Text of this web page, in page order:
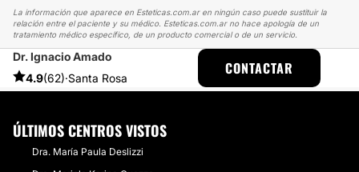
La información que aparece en Esteticas.com.ar en ningún caso puede sustituir la
relación entre el paciente y su médico. Esteticas.com.ar no hace apología de un
tratamiento médico específico, de un producto comercial o de un servicio.
Dr. Ignacio Amado
4.9(62)·Santa Rosa
CONTACTAR
ESTETICAS EXPERIENCIAS
EXPERIENCIAS SOBRE RINOPLASTIA
RINOPLASTIA DR. IGNACIO AMADO
ÚLTIMOS CENTROS VISTOS
Dra. María Paula Deslizzi